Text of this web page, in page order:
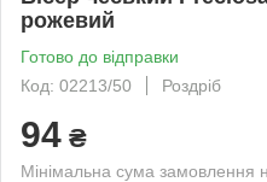
рожевий
Готово до відправки
Код: 02213/50
Роздріб
94 ₴
Мінімальна сума замовлення